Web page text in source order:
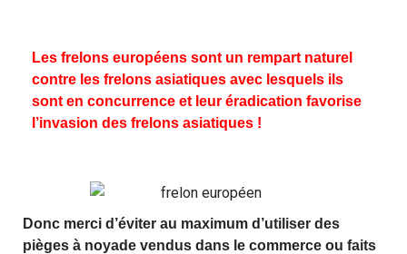
Les frelons européens sont un rempart naturel
contre les frelons asiatiques avec lesquels ils
sont en concurrence et leur éradication favorise
l’invasion des frelons asiatiques !
Donc merci d’éviter au maximum d’utiliser des
pièges à noyade vendus dans le commerce ou faits